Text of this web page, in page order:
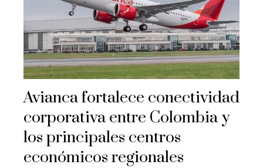
Avianca fortalece conectividad
corporativa entre Colombia y
los principales centros
económicos regionales